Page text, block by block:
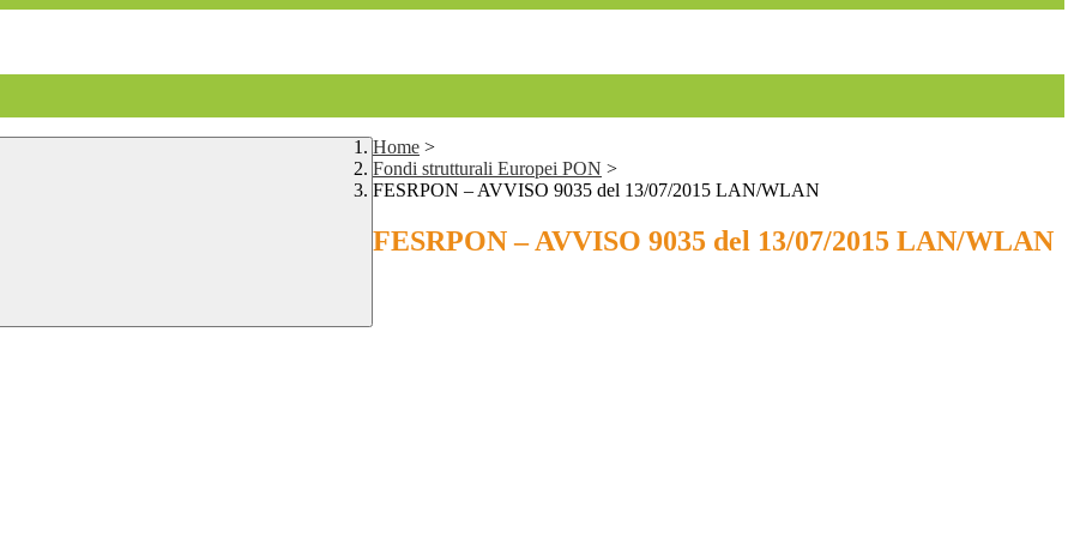
Home >
Fondi strutturali Europei PON >
FESRPON – AVVISO 9035 del 13/07/2015 LAN/WLAN
FESRPON – AVVISO 9035 del 13/07/2015 LAN/WLAN